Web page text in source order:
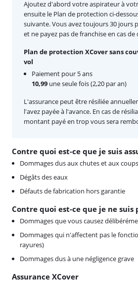
Contre quoi est-ce que je suis
Dommages dus aux chutes et aux coups
Dégâts des eaux
Défauts de fabrication hors garantie
Contre quoi est-ce que je ne suis
Dommages que vous causez
Dommages qui n'affectent pas le
rayures)
Dommages dus à une négligence grave
Assurance XCover
Ajoutez d'abord votre aspirateur à
ensuite le Plan de protection ci-
suivante. Vous avez toujours 30 jours
et ne payez pas de franchise en cas
Plan de protection XCover sans
vol
Paiement pour 5 ans
10,99 une seule fois (2,20 par an)
L'assurance peut être résiliée
l'avez payée à l'avance. En cas de
montant payé en trop vous sera